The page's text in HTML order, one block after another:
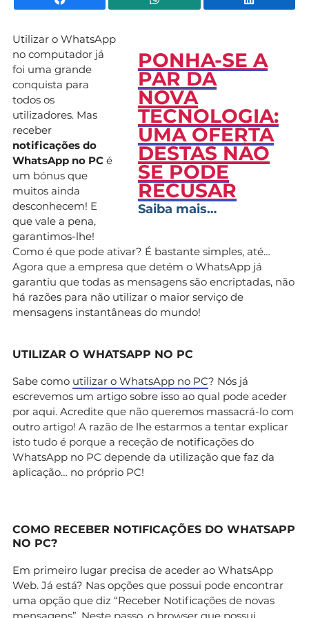
PONHA-SE A
PAR DA
NOVA
TECNOLOGIA:
UMA OFERTA
DESTAS NÃO
SE PODE
RECUSAR
Saiba mais…
Utilizar o WhatsApp
no computador já
foi uma grande
conquista para
todos os
utilizadores. Mas
receber
notificações do
WhatsApp no PC é
um bónus que
muitos ainda
desconhecem! E
que vale a pena,
garantimos-lhe!
Como é que pode ativar? É bastante simples, até…
Agora que a empresa que detém o WhatsApp já
garantiu que todas as mensagens são encriptadas, não
há razões para não utilizar o maior serviço de
mensagens instantâneas do mundo!
UTILIZAR O WHATSAPP NO PC
Sabe como utilizar o WhatsApp no PC? Nós já
escrevemos um artigo sobre isso ao qual pode aceder
por aqui. Acredite que não queremos massacrá-lo com
outro artigo! A razão de lhe estarmos a tentar explicar
isto tudo é porque a receção de notificações do
WhatsApp no PC depende da utilização que faz da
aplicação… no próprio PC!
COMO RECEBER NOTIFICAÇÕES DO WHATSAPP
NO PC?
Em primeiro lugar precisa de aceder ao WhatsApp
Web. Já está? Nas opções que possui pode encontrar
uma opção que diz “Receber Notificações de novas
mensagens”. Neste passo, o browser que possui